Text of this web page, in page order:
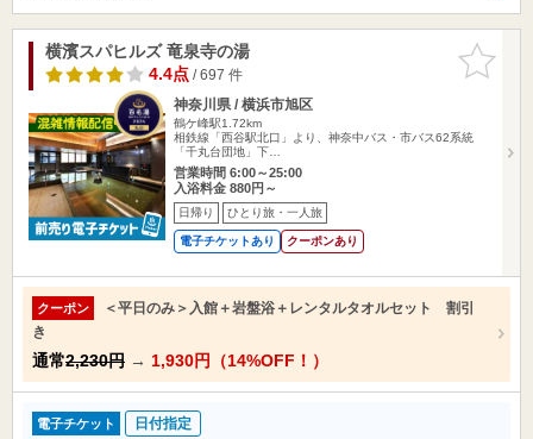
お気に入
りに追加
横濱スパヒルズ 竜泉寺の湯
4.4点/ 697 件
神奈川県 / 横浜市旭区
鶴ケ峰駅1.72km
相鉄線「西谷駅北口」より、神奈中バス・市バス62系統
「千丸台団地」下…
営業時間 6:00～25:00
入浴料金 880円～
日帰り ひとり旅・一人旅
電子チケットあり クーポンあり
クーポン
＜平日のみ＞入館＋岩盤浴＋レンタルタオルセット 割引
き
通常2,230円 → 1,930円（14%OFF！）
電子チケット 日付指定